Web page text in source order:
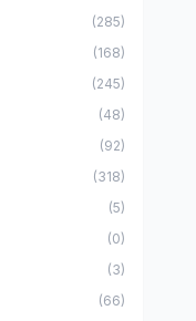
(285)
(168)
(245)
(48)
(92)
(318)
(5)
(0)
(3)
(66)